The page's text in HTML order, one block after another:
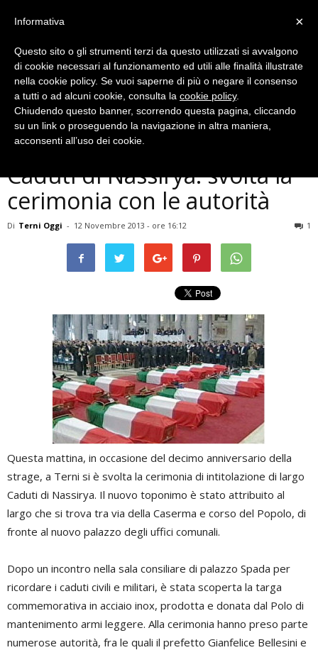
Cronaca
Terni, intitolato un largo ai
Caduti di Nassirya: svolta la
cerimonia con le autorità
Di Terni Oggi - 12 Novembre 2013 - ore 16:12 1
Questa mattina, in occasione del decimo anniversario della
strage, a Terni si è svolta la cerimonia di intitolazione di largo
Caduti di Nassirya. Il nuovo toponimo è stato attribuito al
largo che si trova tra via della Caserma e corso del Popolo, di
fronte al nuovo palazzo degli uffici comunali.
Dopo un incontro nella sala consiliare di palazzo Spada per
ricordare i caduti civili e militari, è stata scoperta la targa
commemorativa in acciaio inox, prodotta e donata dal Polo di
mantenimento armi leggere. Alla cerimonia hanno preso parte
numerose autorità, fra le quali il prefetto Gianfelice Bellesini e
×
Informativa
Questo sito o gli strumenti terzi da questo utilizzati si avvalgono
di cookie necessari al funzionamento ed utili alle finalità illustrate
nella cookie policy. Se vuoi saperne di più o negare il consenso
a tutti o ad alcuni cookie, consulta la cookie policy.
Chiudendo questo banner, scorrendo questa pagina, cliccando
su un link o proseguendo la navigazione in altra maniera,
acconsenti all’uso dei cookie.